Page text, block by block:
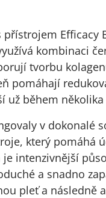
Efficacy
kombinaci
tvorbu
pomáhají
už během
v dokonalé
který pomáhá
intenzivnější
a snadno
pleť a následně